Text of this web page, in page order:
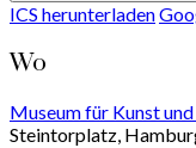
ICS herunterladen
Wo
Museum für Kunst
Steintorplatz,